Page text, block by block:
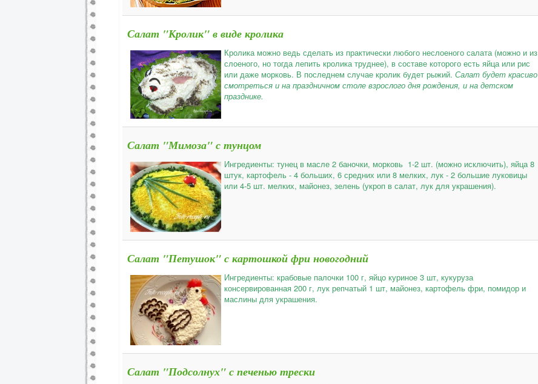
Салат "Кролик" в виде кролика
Кролика можно ведь сделать из практически любого неслоеного салата (можно и из
слоеного, но тогда лепить кролика труднее), в составе которого есть яйца или рис
или даже морковь. В последнем случае кролик будет рыжий. Салат будет красиво
смотреться и на праздничном столе взрослого дня рождения, и на детском
празднике.
Салат "Мимоза" с тунцом
Ингредиенты: тунец в масле 2 баночки, морковь 1-2 шт. (можно исключить), яйца 8
штук, картофель - 4 больших, 6 средних или 8 мелких, лук - 2 большие луковицы
или 4-5 шт. мелких, майонез, зелень (укроп в салат, лук для украшения).
Салат "Петушок" с картошкой фри новогодний
Ингредиенты: крабовые палочки 100 г, яйцо куриное 3 шт, кукуруза
консервированная 200 г, лук репчатый 1 шт, майонез, картофель фри, помидор и
маслины для украшения.
Салат "Подсолнух" с печенью трески